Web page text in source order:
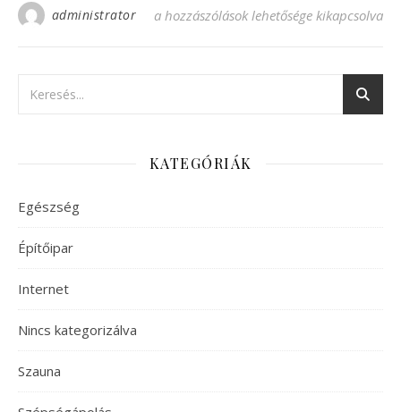
administrator Sárga virággal díszített karlánc
a hozzászólások lehetősége kikapcsolva
KATEGÓRIÁK
Egészség
Építőipar
Internet
Nincs kategorizálva
Szauna